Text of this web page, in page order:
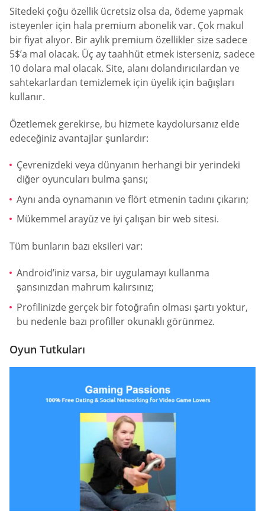
Sitedeki çoğu özellik ücretsiz olsa da, ödeme yapmak
isteyenler için hala premium abonelik var. Çok makul
bir fiyat alıyor. Bir aylık premium özellikler size sadece
5$’a mal olacak. Üç ay taahhüt etmek isterseniz, sadece
10 dolara mal olacak. Site, alanı dolandırıcılardan ve
sahtekarlardan temizlemek için üyelik için bağışları
kullanır.
Özetlemek gerekirse, bu hizmete kaydolursanız elde
edeceğiniz avantajlar şunlardır:
Çevrenizdeki veya dünyanın herhangi bir yerindeki
diğer oyuncuları bulma şansı;
Aynı anda oynamanın ve flört etmenin tadını çıkarın;
Mükemmel arayüz ve iyi çalışan bir web sitesi.
Tüm bunların bazı eksileri var:
Android’iniz varsa, bir uygulamayı kullanma
şansınızdan mahrum kalırsınız;
Profilinizde gerçek bir fotoğrafın olması şartı yoktur,
bu nedenle bazı profiller okunaklı görünmez.
Oyun Tutkuları